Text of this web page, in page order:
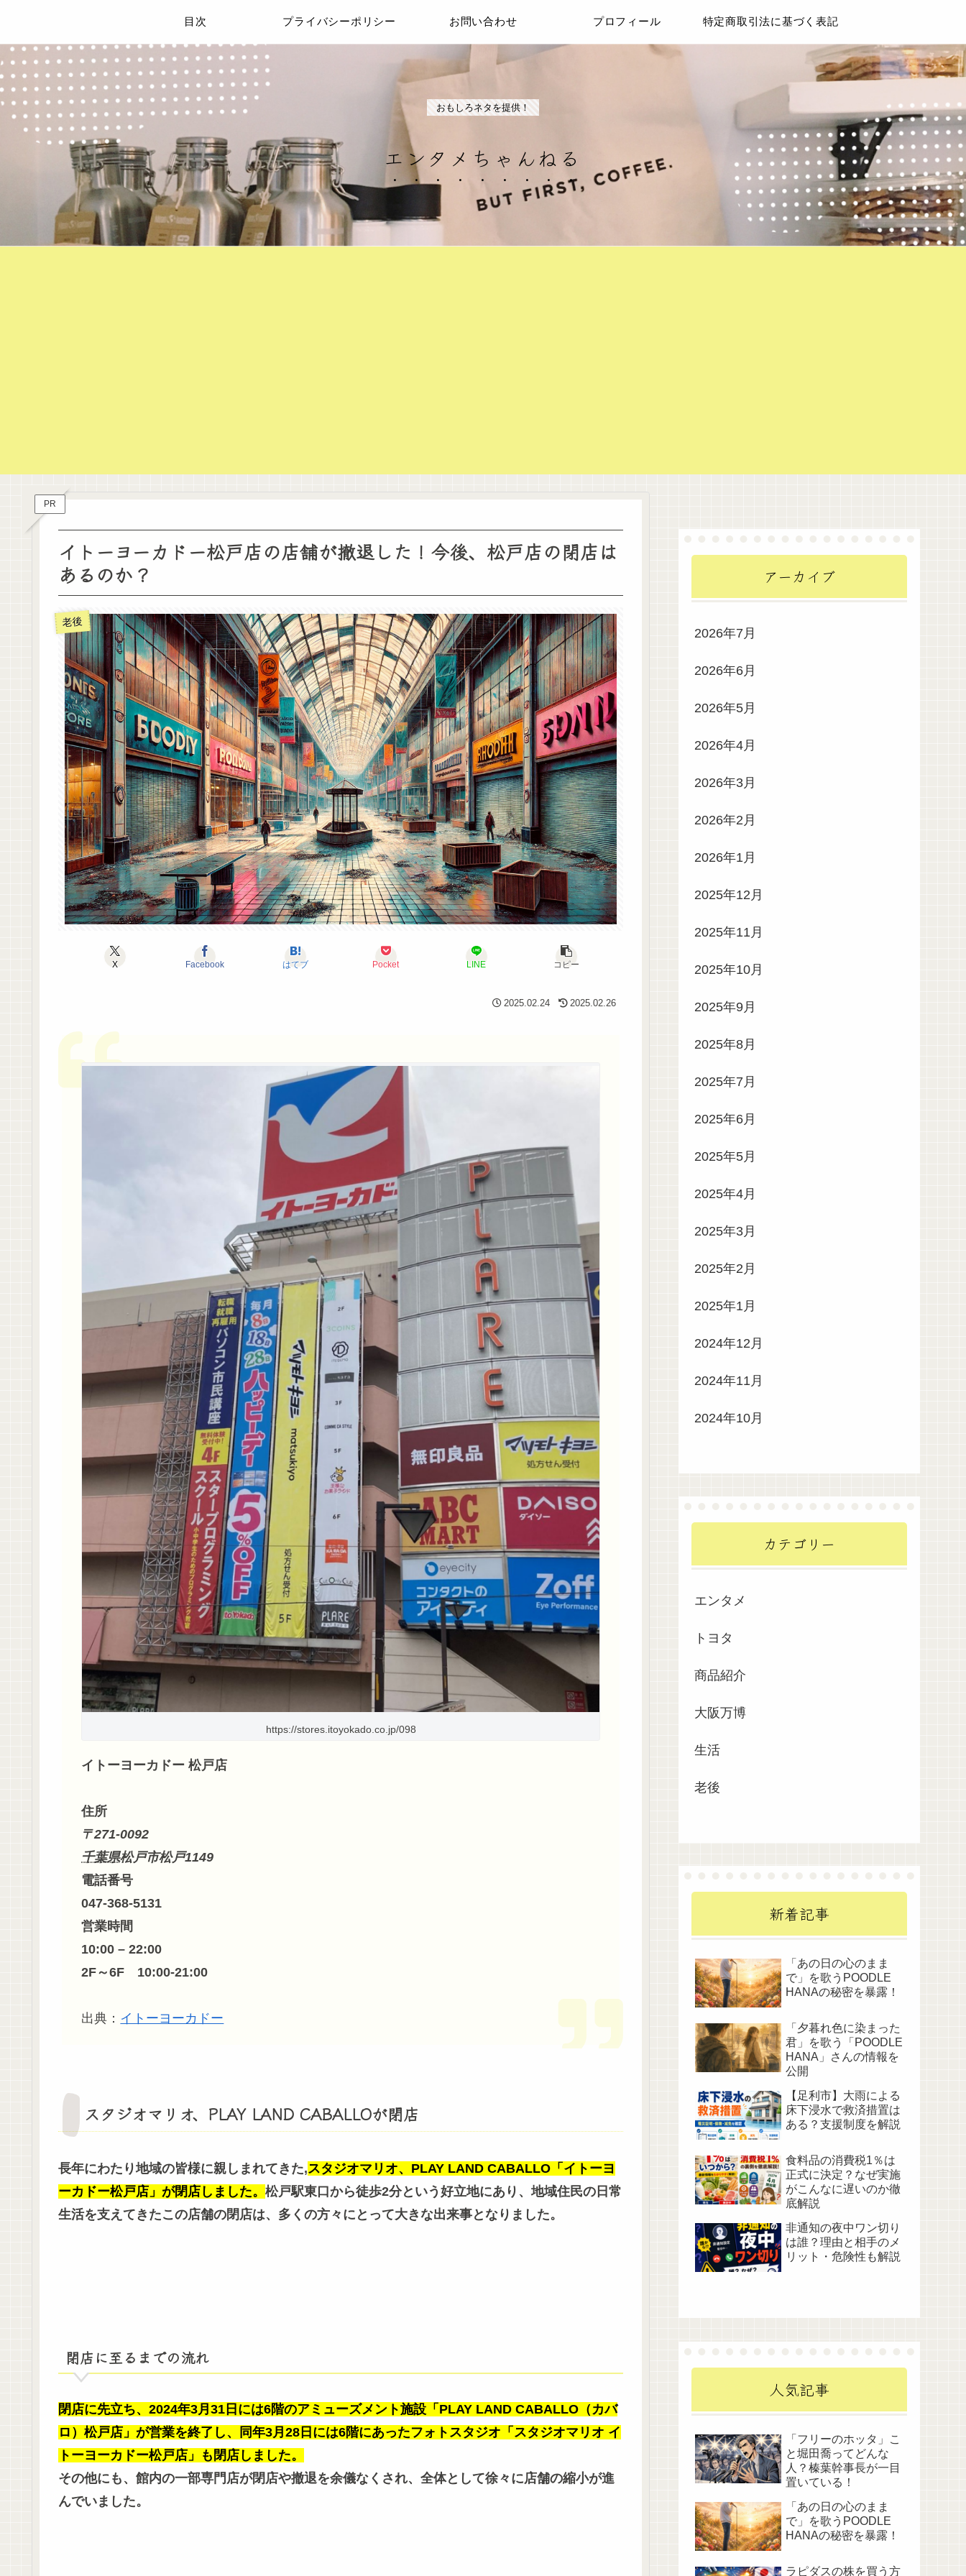
おもしろネタを提供！
エンタメちゃんねる
目次 プライバシーポリシー お問い合わせ プロフィール 特定商取引法に基づく表記
PR
イトーヨーカドー松戸店の店舗が撤退した！今後、松戸店の閉店は
あるのか？
老後
X Facebook はてブ Pocket LINE コピー
2025.02.24 2025.02.26
https://stores.itoyokado.co.jp/098
イトーヨーカドー 松戸店
住所
〒271-0092
千葉県松戸市松戸1149
電話番号
047-368-5131
営業時間
10:00 –22:00
2F～6F 10:00-21:00
出典： イトーヨーカドー
スタジオマリオ、PLAY LAND CABALLOが閉店
長年にわたり地域の皆様に親しまれてきた,スタジオマリオ、PLAY LAND CABALLO 「イトーヨ
ーカドー松戸店」が閉店しました。 松戸駅東口から徒歩2分という好立地にあり、地域住民の日常
生活を支えてきたこの店舗の閉店は、多くの方々にとって大きな出来事となりました。
閉店に至るまでの流れ
閉店に先立ち、2024年3月31日には6階のアミューズメント施設「PLAY LAND CABALLO（カバ
ロ）松戸店」が営業を終了し、同年3月28日には6階にあったフォトスタジオ「スタジオマリオ イ
トーヨーカドー松戸店」も閉店しました。
その他にも、館内の一部専門店が閉店や撤退を余儀なくされ、全体として徐々に店舗の縮小が進
んでいました。
アーカイブ
2026年7月
2026年6月
2026年5月
2026年4月
2026年3月
2026年2月
2026年1月
2025年12月
2025年11月
2025年10月
2025年9月
2025年8月
2025年7月
2025年6月
2025年5月
2025年4月
2025年3月
2025年2月
2025年1月
2024年12月
2024年11月
2024年10月
カテゴリー
エンタメ
トヨタ
商品紹介
大阪万博
生活
老後
新着記事
「あの日の心のまま
で」を歌うPOODLE
HANAの秘密を暴露！
「夕暮れ色に染まった
君」を歌う「POODLE
HANA」さんの情報を
公開
【足利市】大雨による
床下浸水で救済措置は
ある？支援制度を解説
食料品の消費税1％は
正式に決定？なぜ実施
がこんなに遅いのか徹
底解説
非通知の夜中ワン切り
は誰？理由と相手のメ
リット・危険性も解説
人気記事
「フリーのホッタ」こ
と堀田喬ってどんな
人？榛葉幹事長が一目
置いている！
「あの日の心のまま
で」を歌うPOODLE
HANAの秘密を暴露！
ラピダスの株を買う方